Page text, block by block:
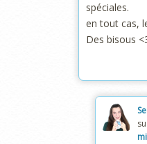
spéciales.
en tout cas,
Des bisous